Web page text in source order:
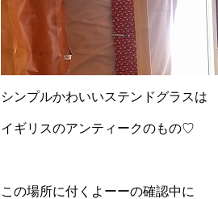
シンプルかわいいステンドグラスは
イギリスのアンティークのもの♡
この場所に付くよーーの確認中に